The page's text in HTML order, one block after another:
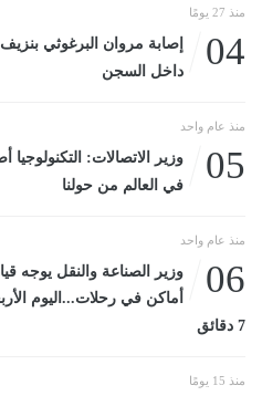
منذ 27 يومًا
04
إصابة مروان البرغوثي
داخل السجن
منذ عام واحد
05
وزير الاتصالات:
في العالم من حولنا
منذ عام واحد
06
وزير الصناعة والنقل يوجه
7 دقائق
منذ 15 يومًا